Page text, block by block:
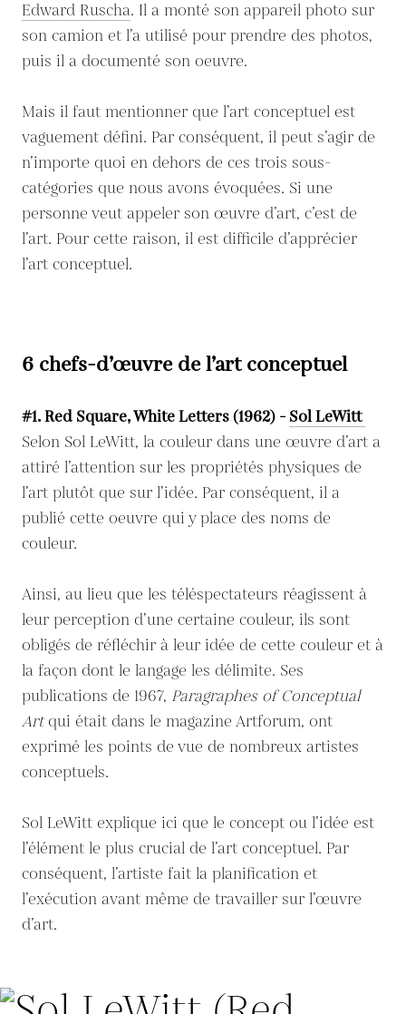
Edward Ruscha. Il a monté son appareil photo sur
son camion et l’a utilisé pour prendre des photos,
puis il a documenté son oeuvre.
Mais il faut mentionner que l’art conceptuel est
vaguement défini. Par conséquent, il peut s’agir de
n’importe quoi en dehors de ces trois sous-
catégories que nous avons évoquées. Si une
personne veut appeler son œuvre d’art, c’est de
l’art. Pour cette raison, il est difficile d’apprécier
l’art conceptuel.
6 chefs-d’œuvre de l’art conceptuel
#1. Red Square, White Letters (1962) - Sol LeWitt
Selon Sol LeWitt, la couleur dans une œuvre d’art a
attiré l’attention sur les propriétés physiques de
l’art plutôt que sur l’idée. Par conséquent, il a
publié cette oeuvre qui y place des noms de
couleur.
Ainsi, au lieu que les téléspectateurs réagissent à
leur perception d’une certaine couleur, ils sont
obligés de réfléchir à leur idée de cette couleur et à
la façon dont le langage les délimite. Ses
publications de 1967, Paragraphes of Conceptual
Artqui était dans le magazine Artforum, ont
exprimé les points de vue de nombreux artistes
conceptuels.
Sol LeWitt explique ici que le concept ou l’idée est
l’élément le plus crucial de l’art conceptuel. Par
conséquent, l’artiste fait la planification et
l’exécution avant même de travailler sur l’œuvre
d’art.